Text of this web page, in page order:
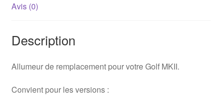
Avis (0)
Description
Allumeur de remplacement pour votre Golf MKII.
Convient pour les versions :